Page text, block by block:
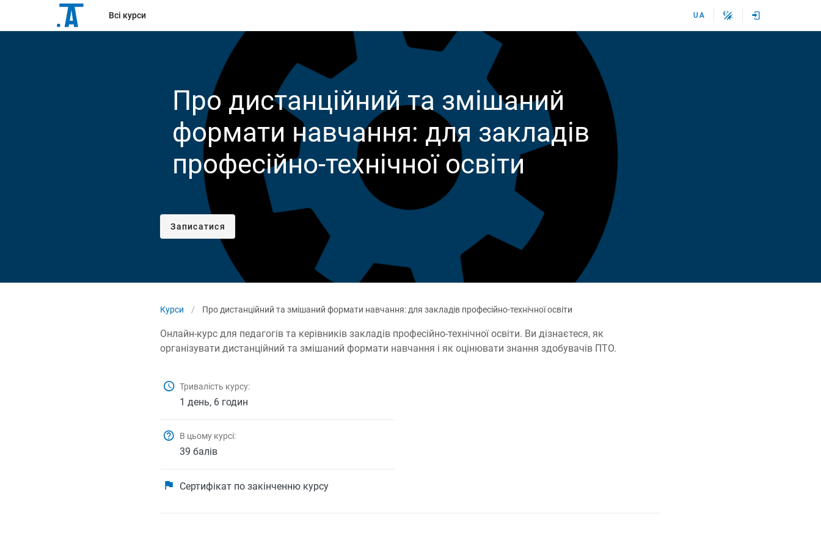
Всі курси UA
Про дистанційний та змішаний
формати навчання: для закладів
професійно-технічної освіти
Записатися
Курси / Про дистанційний та змішаний формати навчання: для закладів професійно-технічної освіти
Онлайн-курс для педагогів та керівників закладів професійно-технічної освіти. Ви дізнаєтеся, як
організувати дистанційний та змішаний формати навчання і як оцінювати знання здобувачів ПТО.
Тривалість курсу:
1 день, 6 годин
В цьому курсі:
39 балів
Сертифікат по закінченню курсу